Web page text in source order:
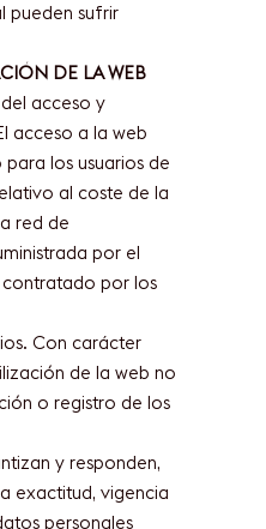
pueden sufrir
DE LA WEB
acceso y
acceso a la web
los usuarios de
al coste de la
red de
por el
por los
Con carácter
de la web no
o registro de los
y responden,
exactitud, vigencia
personales